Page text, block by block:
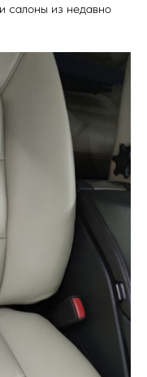
салоны из недавно